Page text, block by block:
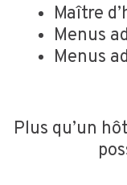
Maître
Menus
Menus
Plus qu’un